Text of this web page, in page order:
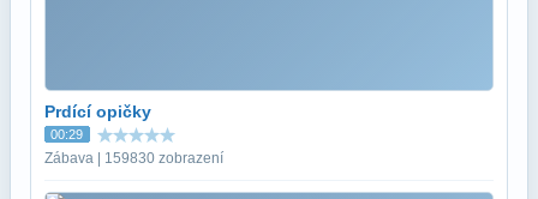
Prdící opičky
00:29
Zábava | 159830 zobrazení